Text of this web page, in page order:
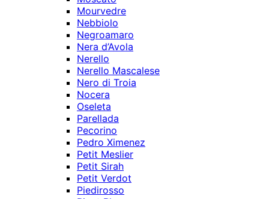
Mourvedre
Nebbiolo
Negroamaro
Nera d’Avola
Nerello
Nerello Mascalese
Nero di Troia
Nocera
Oseleta
Parellada
Pecorino
Pedro Ximenez
Petit Meslier
Petit Sirah
Petit Verdot
Piedirosso